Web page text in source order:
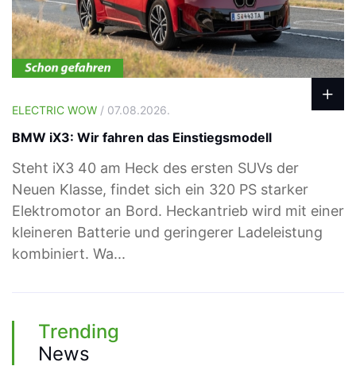
ELECTRIC WOW / 07.08.2026.
BMW iX3: Wir fahren das Einstiegsmodell
Steht iX3 40 am Heck des ersten SUVs der
Neuen Klasse, findet sich ein 320 PS starker
Elektromotor an Bord. Heckantrieb wird mit einer
kleineren Batterie und geringerer Ladeleistung
kombiniert. Wa...
Trending
News